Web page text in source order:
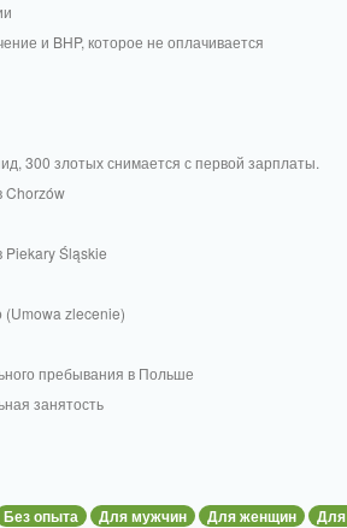
и BHP, которое не оплачивается
300 злотых снимается с первой зарплаты.
Chorzów
Piekary Śląskie
(Umowa zlecenie)
пребывания в Польше
занятость
Без опыта Для мужчин Для женщин